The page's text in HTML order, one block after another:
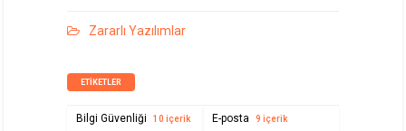
Zararlı Yazılımlar
ETIKETLER
Bilgi Güvenliği 10 içerik E-posta 9 içerik